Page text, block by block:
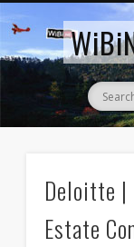
Deloitte |
Estate